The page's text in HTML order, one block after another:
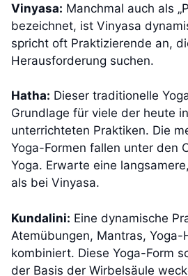
Vinyasa: Manchmal auch als
bezeichnet, ist Vinyasa
spricht oft Praktizierende an,
Herausforderung suchen.
Hatha: Dieser traditionelle
Grundlage für viele der heute
unterrichteten Praktiken. Die
Yoga-Formen fallen unter den
Yoga. Erwarte eine
als bei Vinyasa.
Kundalini: Eine dynamische
Atemübungen, Mantras,
kombiniert. Diese Yoga-Form
der Basis der Wirbelsäule